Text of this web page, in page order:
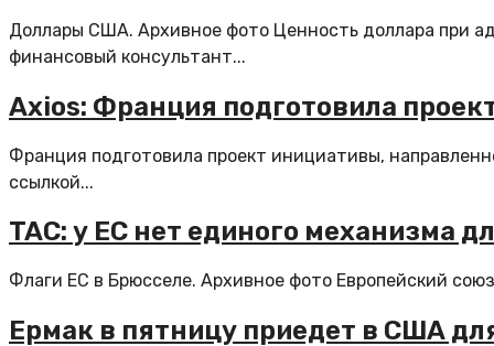
Доллары США. Архивное фото Ценность доллара при
финансовый консультант...
Axios: Франция подготовила
Франция подготовила проект инициативы,
ссылкой...
TAC: у ЕС нет единого механизма
Флаги ЕС в Брюсселе. Архивное фото Европейский
Ермак в пятницу приедет в США